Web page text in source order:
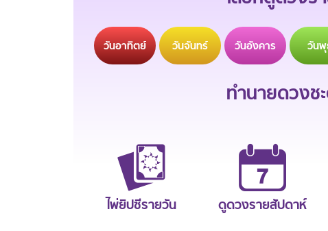
วันอาทิตย์ วันจันทร์ วันอังคาร วันพุ
ทำนายดวงช
ไพ่ยิปซีรายวัน ดูดวงรายสัปดาห์